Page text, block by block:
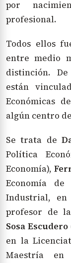
por
profesional.
Todos ellos
entre medio
distinción.
están
Económicas
algún centro
Se trata de
Política
Economía),
Economía
Industrial, en
profesor de
Sosa Escudero
en la
Maestría en